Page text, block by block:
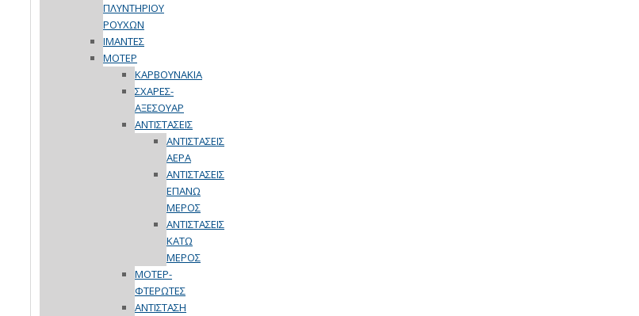
ΠΛΥΝΤΗΡΙΟΥ
ΡΟΥΧΩΝ
ΙΜΑΝΤΕΣ
ΜΟΤΕΡ
ΚΑΡΒΟΥΝΑΚΙΑ
ΣΧΑΡΕΣ-
ΑΞΕΣΟΥΑΡ
ΑΝΤΙΣΤΑΣΕΙΣ
ΑΝΤΙΣΤΑΣΕΙΣ
ΑΕΡΑ
ΑΝΤΙΣΤΑΣΕΙΣ
ΕΠΑΝΩ
ΜΕΡΟΣ
ΑΝΤΙΣΤΑΣΕΙΣ
ΚΑΤΩ
ΜΕΡΟΣ
ΜΟΤΕΡ-
ΦΤΕΡΩΤΕΣ
ΑΝΤΙΣΤΑΣΗ